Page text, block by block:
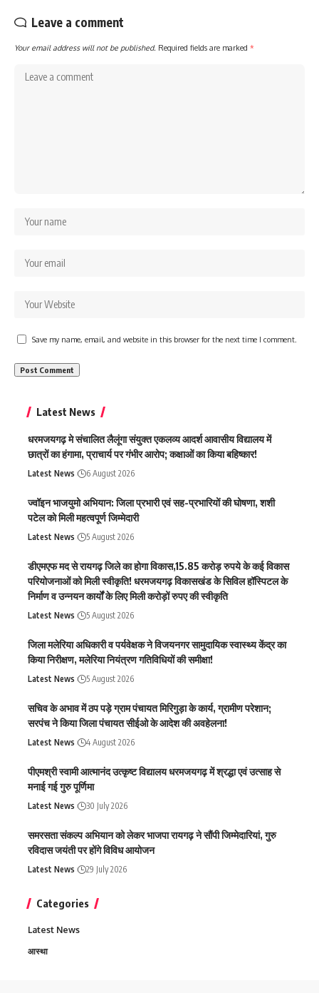
Leave a comment
Your email address will not be published. Required fields are marked *
Save my name, email, and website in this browser for the next time I comment.
Latest News
धरमजयगढ़ मे संचालित लैलूंगा संयुक्त एकलव्य आदर्श आवासीय विद्यालय में
छात्रों का हंगामा, प्राचार्य पर गंभीर आरोप; कक्षाओं का किया बहिष्कार!
Latest News 6 August 2026
ज्वॉइन भाजयुमो अभियान: जिला प्रभारी एवं सह-प्रभारियों की घोषणा, शशी
पटेल को मिली महत्वपूर्ण जिम्मेदारी
Latest News 5 August 2026
डीएमएफ मद से रायगढ़ जिले का होगा विकास,15.85 करोड़ रुपये के कई विकास
परियोजनाओं को मिली स्वीकृति! धरमजयगढ़ विकासखंड के सिविल हॉस्पिटल के
निर्माण व उन्नयन कार्यों के लिए मिली करोड़ों रुपए की स्वीकृति
Latest News 5 August 2026
जिला मलेरिया अधिकारी व पर्यवेक्षक ने विजयनगर सामुदायिक स्वास्थ्य केंद्र का
किया निरीक्षण, मलेरिया नियंत्रण गतिविधियों की समीक्षा!
Latest News 5 August 2026
सचिव के अभाव में ठप पड़े ग्राम पंचायत मिरिगुड़ा के कार्य, ग्रामीण परेशान;
सरपंच ने किया जिला पंचायत सीईओ के आदेश की अवहेलना!
Latest News 4 August 2026
पीएमश्री स्वामी आत्मानंद उत्कृष्ट विद्यालय धरमजयगढ़ में श्रद्धा एवं उत्साह से
मनाई गई गुरु पूर्णिमा
Latest News 30 July 2026
समरसता संकल्प अभियान को लेकर भाजपा रायगढ़ ने सौंपी जिम्मेदारियां, गुरु
रविदास जयंती पर होंगे विविध आयोजन
Latest News 29 July 2026
Categories
Latest News
आस्था